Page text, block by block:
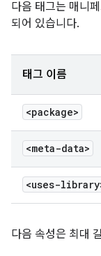
다음 태그는 매니
되어 있습니다.
태그 이름
<package>
<meta-data>
<uses-
다음 속성은 최대